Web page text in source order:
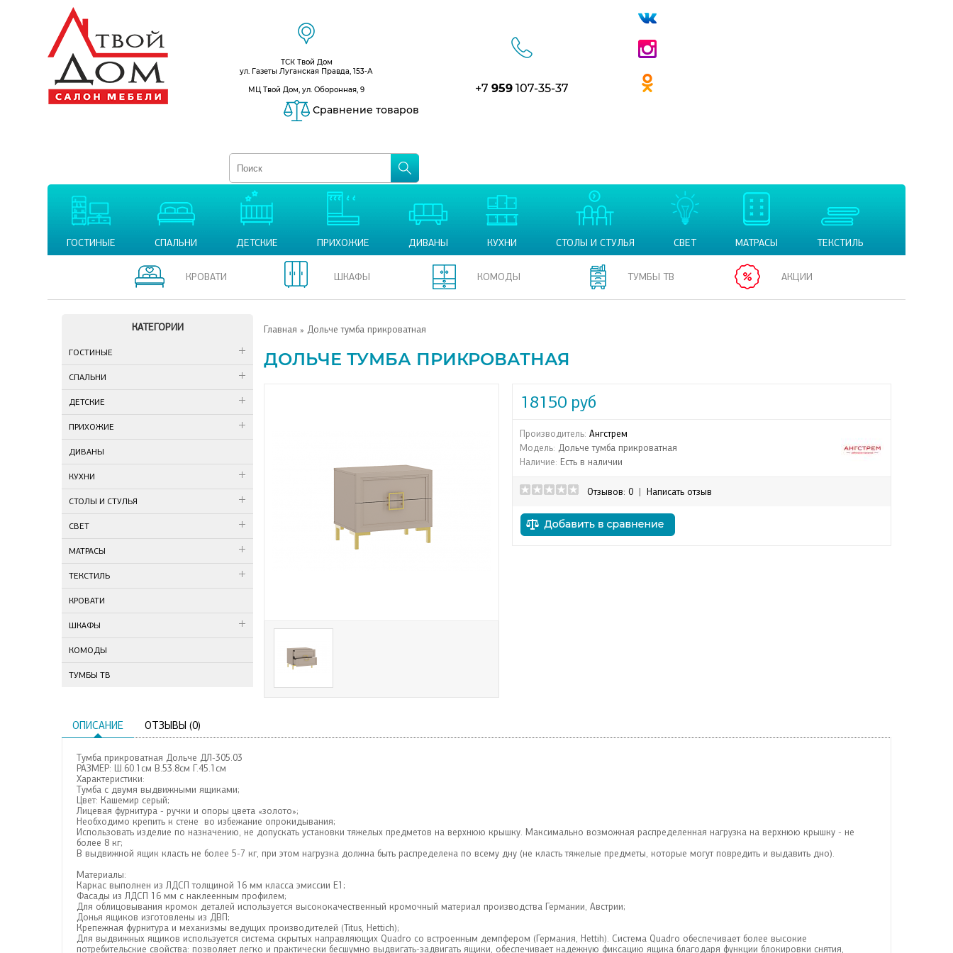
ТСК Твой Дом
ул. Газеты Луганская Правда, 153-А
МЦ Твой Дом, ул. Оборонная, 9
+7 959 107-35-37
Сравнение товаров
ГОСТИНЫЕ СПАЛЬНИ ДЕТСКИЕ ПРИХОЖИЕ ДИВАНЫ КУХНИ СТОЛЫ И СТУЛЬЯ СВЕТ МАТРАСЫ ТЕКСТИЛЬ
КРОВАТИ ШКАФЫ КОМОДЫ ТУМБЫ ТВ АКЦИИ
КАТЕГОРИИ
ГОСТИНЫЕ
СПАЛЬНИ
ДЕТСКИЕ
ПРИХОЖИЕ
ДИВАНЫ
КУХНИ
СТОЛЫ И СТУЛЬЯ
СВЕТ
МАТРАСЫ
ТЕКСТИЛЬ
КРОВАТИ
ШКАФЫ
КОМОДЫ
ТУМБЫ ТВ
Главная » Дольче тумба прикроватная
ДОЛЬЧЕ ТУМБА ПРИКРОВАТНАЯ
18150 руб
Производитель: Ангстрем
Модель: Дольче тумба прикроватная
Наличие: Есть в наличии
Отзывов: 0 Написать отзыв
ОПИСАНИЕ ОТЗЫВЫ (0)
Тумба прикроватная Дольче ДЛ-305.03
РАЗМЕР: Ш.60.1см В.53.8см Г.45.1см
Характеристики:
Тумба с двумя выдвижными ящиками;
Цвет: Кашемир серый;
Лицевая фурнитура - ручки и опоры цвета «золото»;
Необходимо крепить к стене во избежание опрокидывания;
Использовать изделие по назначению, не допускать установки тяжелых предметов на верхнюю крышку. Максимально возможная распределенная нагрузка на верхнюю крышку - не
более 8 кг;
В выдвижной ящик класть не более 5-7 кг, при этом нагрузка должна быть распределена по всему дну (не класть тяжелые предметы, которые могут повредить и выдавить дно).
Материалы:
Каркас выполнен из ЛДСП толщиной 16 мм класса эмиссии Е1;
Фасады из ЛДСП 16 мм с наклеенным профилем;
Для облицовывания кромок деталей используется высококачественный кромочный материал производства Германии, Австрии;
Донья ящиков изготовлены из ДВП;
Крепежная фурнитура и механизмы ведущих производителей (Titus, Hettiсh);
Для выдвижных ящиков используется система скрытых направляющих Quadro со встроенным демпфером (Германия, Hettih). Система Quadro обеспечивает более высокие
потребительские свойства: позволяет легко и практически бесшумно выдвигать-задвигать ящики, обеспечивает надежную фиксацию ящика благодаря функции блокировки снятия,